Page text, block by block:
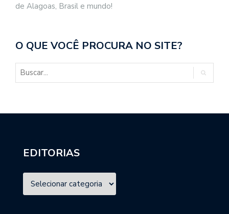
de Alagoas, Brasil e mundo!
O QUE VOCÊ PROCURA NO SITE?
EDITORIAS